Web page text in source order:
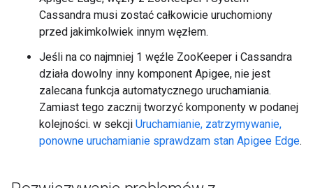
Cassandra musi zostać całkowicie uruchomiony
przed jakimkolwiek innym węzłem.
Jeśli na co najmniej 1 węźle ZooKeeper i Cassandra
działa dowolny inny komponent Apigee, nie jest
zalecana funkcja automatycznego uruchamiania.
Zamiast tego zacznij tworzyć komponenty w podanej
kolejności. w sekcji Uruchamianie, zatrzymywanie,
ponowne uruchamianie sprawdzam stan Apigee Edge.